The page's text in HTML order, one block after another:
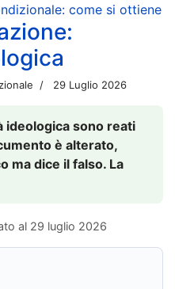
come si ottiene
29 Luglio 2026
ideologica sono reati
è alterato,
ma dice il falso. La
al 29 luglio 2026